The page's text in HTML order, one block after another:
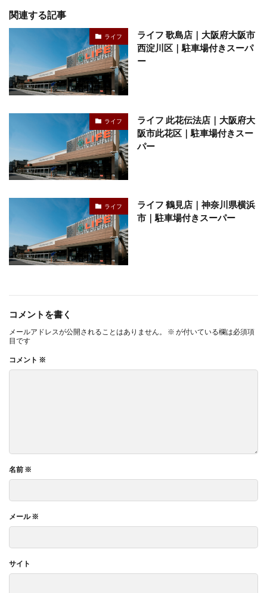
関連する記事
ライフ
ライフ 歌島店｜大阪府大阪市
西淀川区｜駐車場付きスーパ
ー
ライフ
ライフ 此花伝法店｜大阪府大
阪市此花区｜駐車場付きスー
パー
ライフ
ライフ 鶴見店｜神奈川県横浜
市｜駐車場付きスーパー
コメントを書く
メールアドレスが公開されることはありません。 ※ が付いている欄は必須項
目です
コメント ※
名前 ※
メール※
サイト